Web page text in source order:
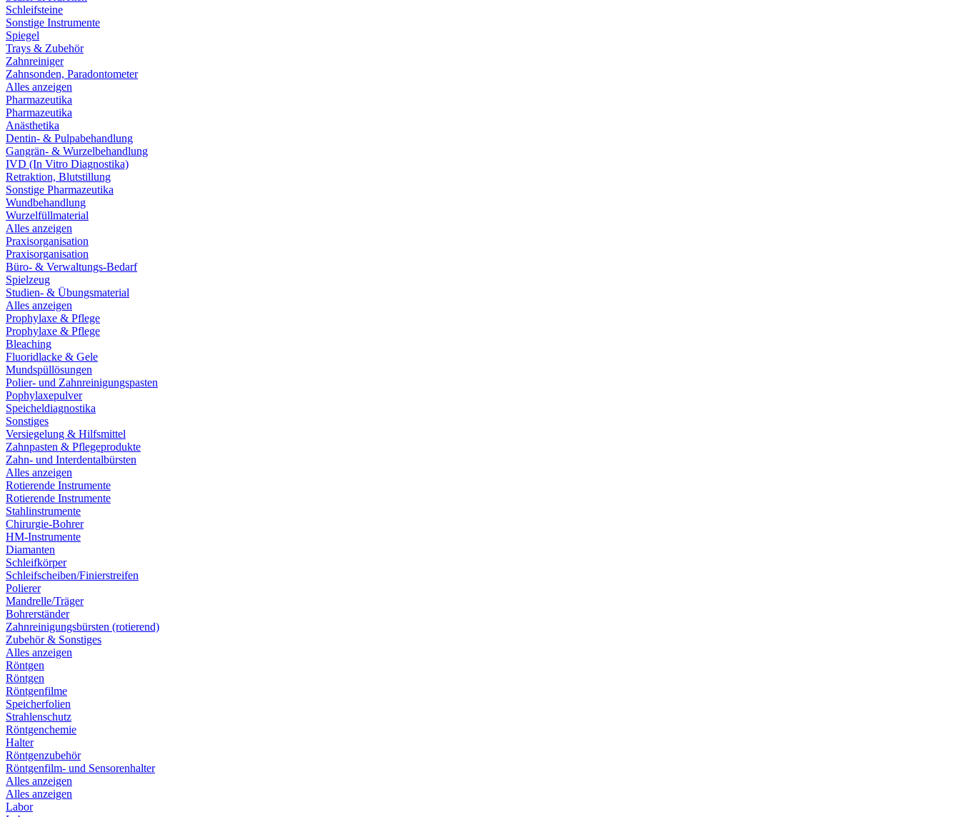
Schleifsteine
Sonstige Instrumente
Spiegel
Trays & Zubehör
Zahnreiniger
Zahnsonden, Paradontometer
Alles anzeigen
Pharmazeutika
Pharmazeutika
Anästhetika
Dentin- & Pulpabehandlung
Gangrän- & Wurzelbehandlung
IVD (In Vitro Diagnostika)
Retraktion, Blutstillung
Sonstige Pharmazeutika
Wundbehandlung
Wurzelfüllmaterial
Alles anzeigen
Praxisorganisation
Praxisorganisation
Büro- & Verwaltungs-Bedarf
Spielzeug
Studien- & Übungsmaterial
Alles anzeigen
Prophylaxe & Pflege
Prophylaxe & Pflege
Bleaching
Fluoridlacke & Gele
Mundspüllösungen
Polier- und Zahnreinigungspasten
Pophylaxepulver
Speicheldiagnostika
Sonstiges
Versiegelung & Hilfsmittel
Zahnpasten & Pflegeprodukte
Zahn- und Interdentalbürsten
Alles anzeigen
Rotierende Instrumente
Rotierende Instrumente
Stahlinstrumente
Chirurgie-Bohrer
HM-Instrumente
Diamanten
Schleifkörper
Schleifscheiben/Finierstreifen
Polierer
Mandrelle/Träger
Bohrerständer
Zahnreinigungsbürsten (rotierend)
Zubehör & Sonstiges
Alles anzeigen
Röntgen
Röntgen
Röntgenfilme
Speicherfolien
Strahlenschutz
Röntgenchemie
Halter
Röntgenzubehör
Röntgenfilm- und Sensorenhalter
Alles anzeigen
Alles anzeigen
Labor